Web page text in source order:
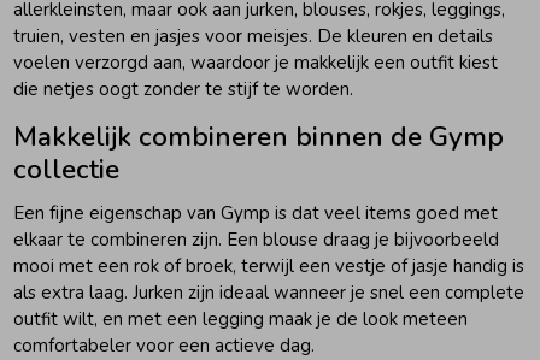
allerkleinsten, maar ook aan jurken, blouses, rokjes, leggings,
truien, vesten en jasjes voor meisjes. De kleuren en details
voelen verzorgd aan, waardoor je makkelijk een outfit kiest
die netjes oogt zonder te stijf te worden.
Makkelijk combineren binnen de Gymp
collectie
Een fijne eigenschap van Gymp is dat veel items goed met
elkaar te combineren zijn. Een blouse draag je bijvoorbeeld
mooi met een rok of broek, terwijl een vestje of jasje handig is
als extra laag. Jurken zijn ideaal wanneer je snel een complete
outfit wilt, en met een legging maak je de look meteen
comfortabeler voor een actieve dag.